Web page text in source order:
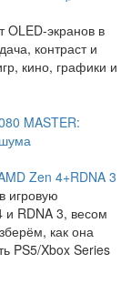
экранов в
контраст и
кино, графики и
MASTER:
Zen 4+RDNA 3
игровую
RDNA 3, весом
как она
PS5/Xbox Series